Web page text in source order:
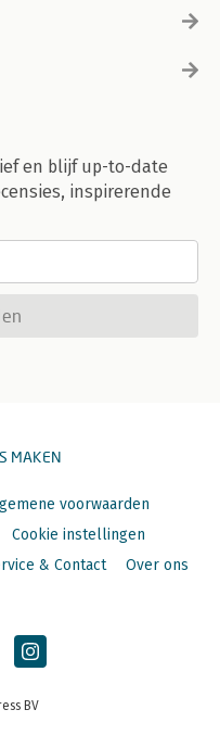
en blijf up-to-date
inspirerende
MAKEN
voorwaarden
Cookie instellingen
& Contact Over ons
BV